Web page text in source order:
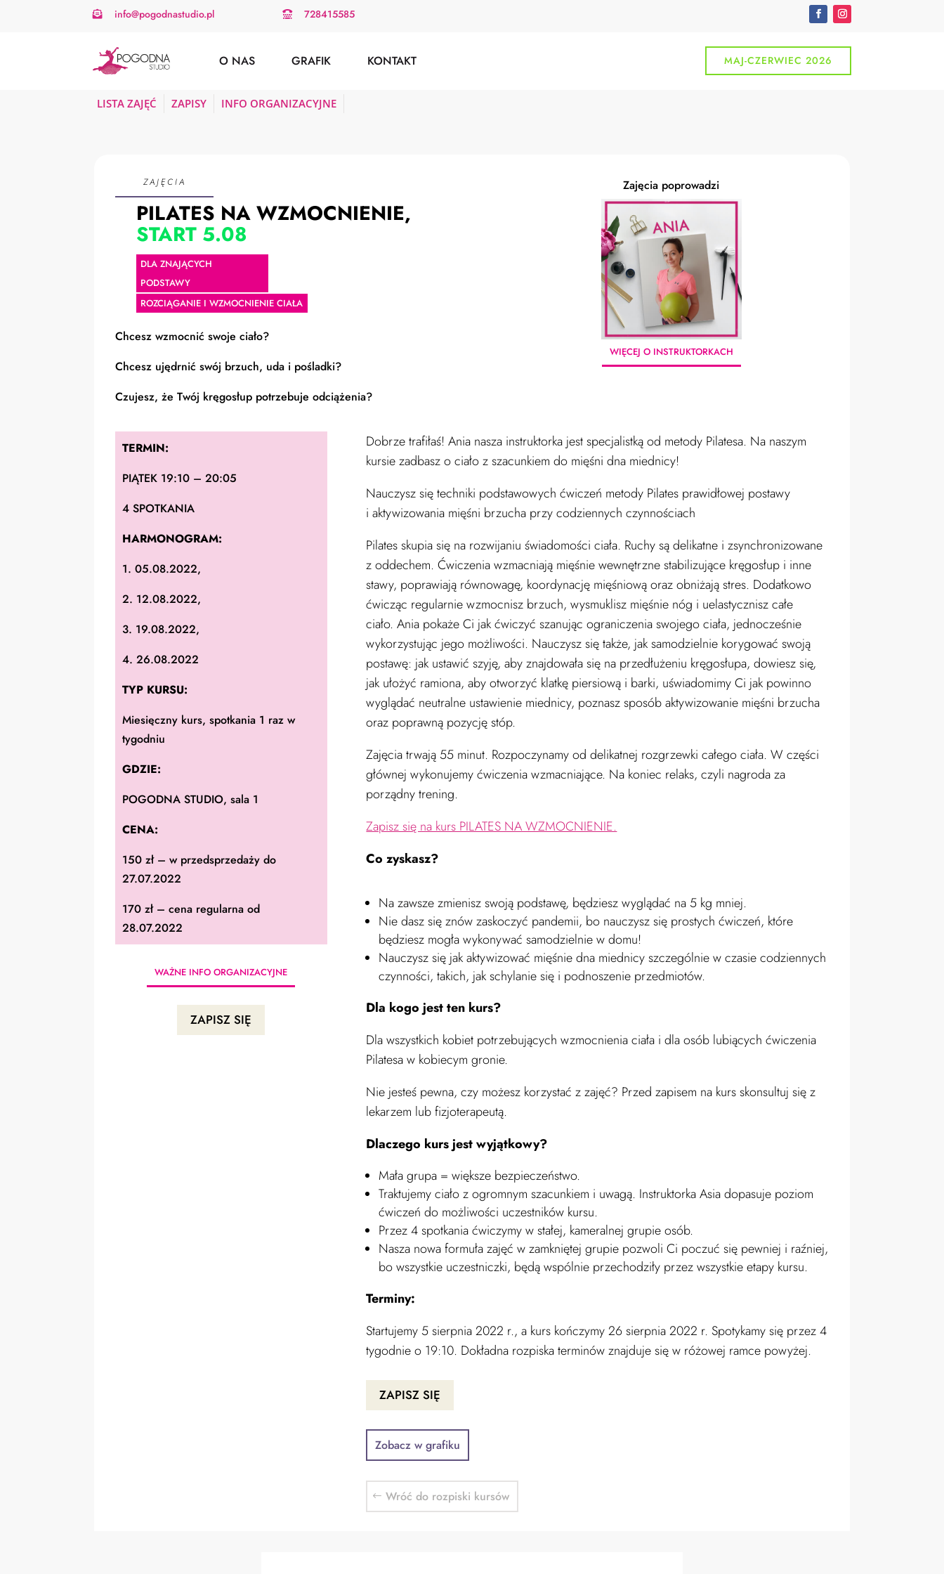
 info@pogodnastudio.pl  728415585
O NAS GRAFIK KONTAKT MAJ-CZERWIEC 2026
LISTA ZAJĘĆ ZAPISY INFO ORGANIZACYJNE
ZAJĘCIA
PILATES NA WZMOCNIENIE,
START 5.08
DLA ZNAJĄCYCH
PODSTAWY
ROZCIĄGANIE I WZMOCNIENIE CIAŁA
Chcesz wzmocnić swoje ciało?
Chcesz ujędrnić swój brzuch, uda i pośladki?
Czujesz, że Twój kręgosłup potrzebuje odciążenia?
Zajęcia poprowadzi
WIĘCEJ O INSTRUKTORKACH
TERMIN:
PIĄTEK 19:10 – 20:05
4 SPOTKANIA
HARMONOGRAM:
1. 05.08.2022,
2. 12.08.2022,
3. 19.08.2022,
4. 26.08.2022
TYP KURSU:
Miesięczny kurs, spotkania 1 raz w
tygodniu
GDZIE:
POGODNA STUDIO, sala 1
CENA:
150 zł – w przedsprzedaży do
27.07.2022
170 zł – cena regularna od
28.07.2022
WAŻNE INFO ORGANIZACYJNE
ZAPISZ SIĘ
Dobrze trafiłaś! Ania nasza instruktorka jest specjalistką od metody Pilatesa. Na naszym
kursie zadbasz o ciało z szacunkiem do mięśni dna miednicy!
Nauczysz siętechniki podstawowych ćwiczeń metody Pilates prawidłowej postawy
iaktywizowania mięśni brzucha przy codziennych czynnościach
Pilates skupia się na rozwijaniu świadomości ciała. Ruchy są delikatne i zsynchronizowane
z oddechem. Ćwiczenia wzmacniają mięśnie wewnętrzne stabilizujące kręgosłup i inne
stawy, poprawiają równowagę, koordynację mięśniową oraz obniżają stres. Dodatkowo
ćwicząc regularnie wzmocnisz brzuch, wysmuklisz mięśnie nóg i uelastycznisz całe
ciało.Ania pokaże Ci jak ćwiczyć szanując ograniczenia swojego ciała, jednocześnie
wykorzystując jego możliwości. Nauczysz się także, jak samodzielnie korygować swoją
postawę: jak ustawić szyję, aby znajdowała się na przedłużeniu kręgosłupa, dowiesz się,
jak ułożyć ramiona, aby otworzyć klatkę piersiową i barki, uświadomimy Ci jak powinno
wyglądać neutralne ustawienie miednicy, poznasz sposób aktywizowanie mięśni brzucha
oraz poprawną pozycję stóp.
Zajęcia trwają 55 minut. Rozpoczynamy od delikatnej rozgrzewki całego ciała. W części
głównej wykonujemy ćwiczenia wzmacniające. Na koniec relaks, czyli nagroda za
porządny trening.
Zapisz się na kurs PILATES NA WZMOCNIENIE.
Co zyskasz?
Na zawsze zmienisz swoją podstawę, będziesz wyglądać na 5 kg mniej.
Nie dasz się znów zaskoczyć pandemii, bo nauczysz się prostych ćwiczeń, które
będziesz mogła wykonywać samodzielnie w domu!
Nauczysz się jak aktywizować mięśnie dna miednicy szczególnie w czasie codziennych
czynności, takich, jak schylanie się i podnoszenie przedmiotów.
Dla kogo jest ten kurs?
Dla wszystkich kobiet potrzebujących wzmocnienia ciała i dla osób lubiących ćwiczenia
Pilatesa w kobiecym gronie.
Nie jesteś pewna, czy możesz korzystać z zajęć? Przed zapisem na kurs skonsultuj się z
lekarzem lub fizjoterapeutą.
Dlaczego kurs jest wyjątkowy?
Mała grupa = większe bezpieczeństwo.
Traktujemy ciało z ogromnym szacunkiem i uwagą. Instruktorka Asia dopasuje poziom
ćwiczeń do możliwości uczestników kursu.
Przez 4 spotkania ćwiczymy w stałej, kameralnej grupie osób.
Nasza nowa formuła zajęć w zamkniętej grupie pozwoli Ci poczuć się pewniej i raźniej,
bo wszystkie uczestniczki, będą wspólnie przechodziły przez wszystkie etapy kursu.
Terminy:
Startujemy 5 sierpnia 2022 r., a kurs kończymy 26 sierpnia 2022 r. Spotykamy się przez 4
tygodnie o 19:10. Dokładna rozpiska terminów znajduje się w różowej ramce powyżej.
ZAPISZ SIĘ
Zobacz w grafiku
Wróć do rozpiski kursów